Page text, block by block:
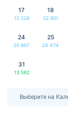
17
15 228
18
22 601
24
20 867
25
24 474
31
13 582
Выберите на